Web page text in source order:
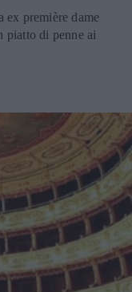
ex première dame
piatto di penne ai